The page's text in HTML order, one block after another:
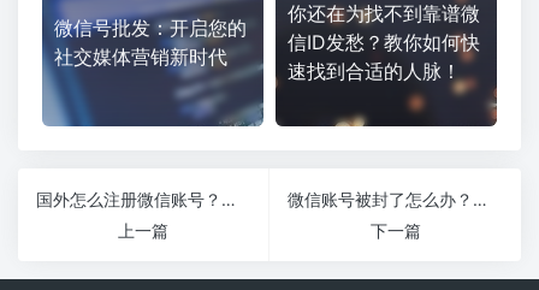
微信号批发：开启您的
社交媒体营销新时代
你还在为找不到靠谱微
信ID发愁？教你如何快
速找到合适的人脉！
国外怎么注册微信账号？超简单教程让你秒懂！
上一篇
微信账号被封了怎么办？别慌，这几招帮你快速解决！
下一篇